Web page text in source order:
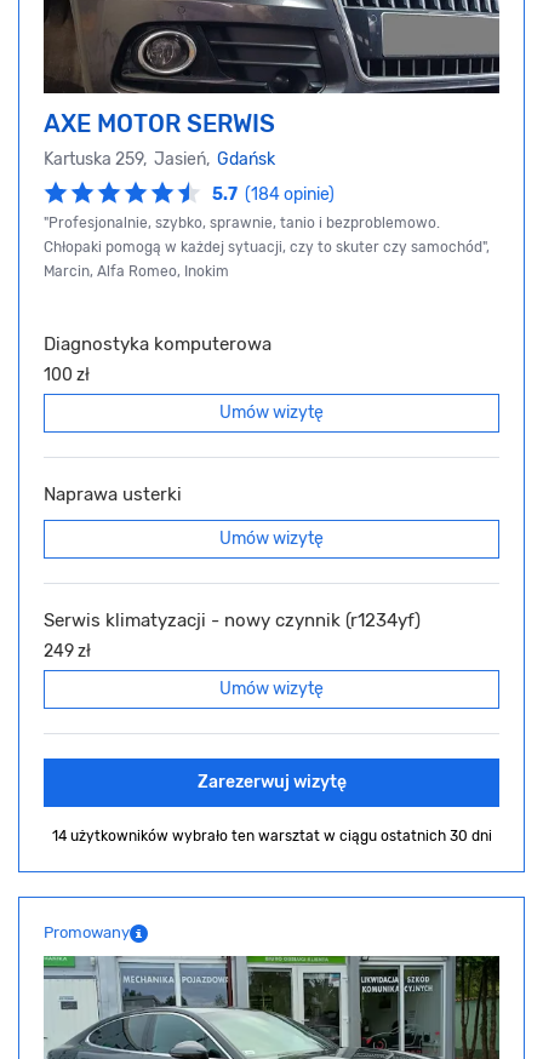
AXE MOTOR SERWIS
Kartuska 259, Jasień, Gdańsk
5.7 (184 opinie)
"Profesjonalnie, szybko, sprawnie, tanio i bezproblemowo.
Chłopaki pomogą w każdej sytuacji, czy to skuter czy samochód",
Marcin, Alfa Romeo, Inokim
Diagnostyka komputerowa
100 zł
Umów wizytę
Naprawa usterki
Umów wizytę
Serwis klimatyzacji - nowy czynnik (r1234yf)
249 zł
Umów wizytę
Zarezerwuj wizytę
14 użytkowników wybrało ten warsztat w ciągu ostatnich 30 dni
Promowany